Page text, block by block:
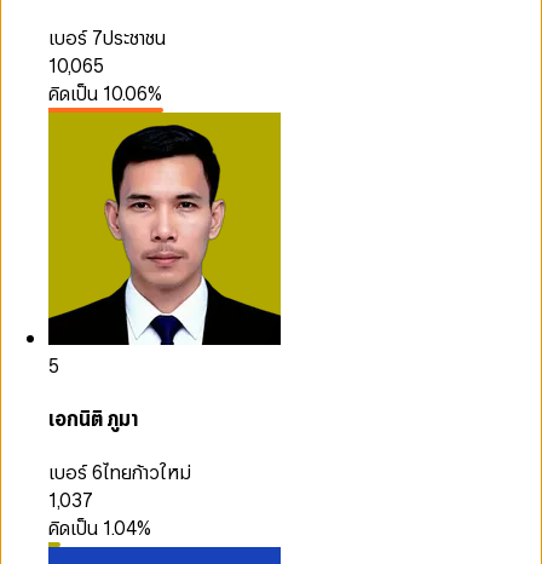
เบอร์ 7ประชาชน
10,065
คิดเป็น 10.06%
5
เอกนิติ ภูมา
เบอร์ 6ไทยก้าวใหม่
1,037
คิดเป็น 1.04%